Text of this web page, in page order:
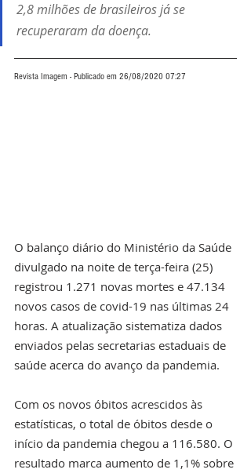
2,8 milhões de brasileiros já se
recuperaram da doença.
Revista Imagem - Publicado em 26/08/2020 07:27
O balanço diário do Ministério da Saúde
divulgado na noite de terça-feira (25)
registrou 1.271 novas mortes e 47.134
novos casos de covid-19 nas últimas 24
horas. A atualização sistematiza dados
enviados pelas secretarias estaduais de
saúde acerca do avanço da pandemia.
Com os novos óbitos acrescidos às
estatísticas, o total de óbitos desde o
início da pandemia chegou a 116.580. O
resultado marca aumento de 1,1% sobre